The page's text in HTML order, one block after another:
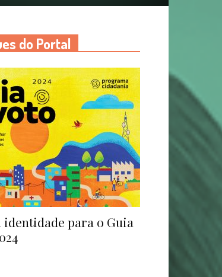
do Portal
identidade para o Guia